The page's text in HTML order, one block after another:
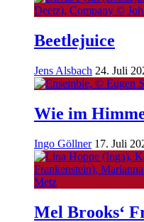
Beetlejuice
Jens Alsbach 24. Juli
Wie im
Ingo Göllner 17. Juli
Mel Brooks‘